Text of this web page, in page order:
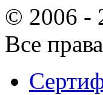
© 2006 -
Все